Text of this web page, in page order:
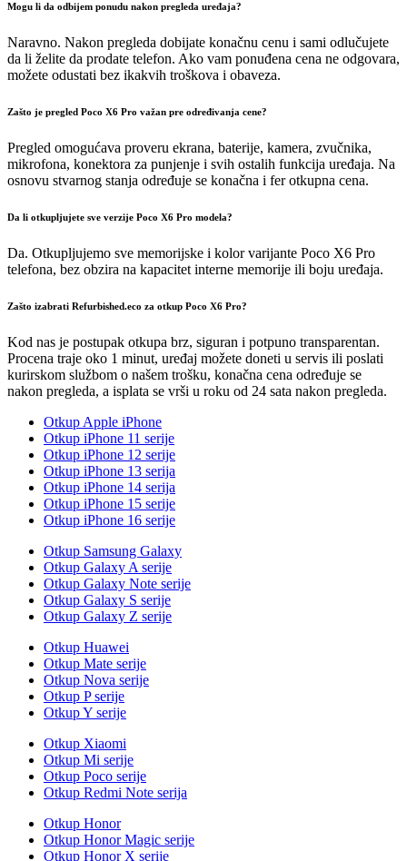
Mogu li da odbijem ponudu nakon pregleda uređaja?
Naravno. Nakon pregleda dobijate konačnu cenu i sami odlučujete
da li želite da prodate telefon. Ako vam ponuđena cena ne odgovara,
možete odustati bez ikakvih troškova i obaveza.
Zašto je pregled Poco X6 Pro važan pre određivanja cene?
Pregled omogućava proveru ekrana, baterije, kamera, zvučnika,
mikrofona, konektora za punjenje i svih ostalih funkcija uređaja. Na
osnovu stvarnog stanja određuje se konačna i fer otkupna cena.
Da li otkupljujete sve verzije Poco X6 Pro modela?
Da. Otkupljujemo sve memorijske i kolor varijante Poco X6 Pro
telefona, bez obzira na kapacitet interne memorije ili boju uređaja.
Zašto izabrati Refurbished.eco za otkup Poco X6 Pro?
Kod nas je postupak otkupa brz, siguran i potpuno transparentan.
Procena traje oko 1 minut, uređaj možete doneti u servis ili poslati
kurirskom službom o našem trošku, konačna cena određuje se
nakon pregleda, a isplata se vrši u roku od 24 sata nakon pregleda.
Otkup Apple iPhone
Otkup iPhone 11 serije
Otkup iPhone 12 serije
Otkup iPhone 13 serija
Otkup iPhone 14 serija
Otkup iPhone 15 serije
Otkup iPhone 16 serije
Otkup Samsung Galaxy
Otkup Galaxy A serije
Otkup Galaxy Note serije
Otkup Galaxy S serije
Otkup Galaxy Z serije
Otkup Huawei
Otkup Mate serije
Otkup Nova serije
Otkup P serije
Otkup Y serije
Otkup Xiaomi
Otkup Mi serije
Otkup Poco serije
Otkup Redmi Note serija
Otkup Honor
Otkup Honor Magic serije
Otkup Honor X serije